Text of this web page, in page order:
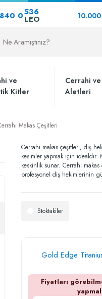
0536
LEO
ve
Kitler
Cerrahi
Aletleri
Makas Çeşitleri
Cerrahi makas çeşitleri, diş
kesimler yapmak için idealdir.
keskinlik sunar. Cerrahi
profesyonel diş hekimlerinin
Stoktakiler
Gold Edge
Fiyatları